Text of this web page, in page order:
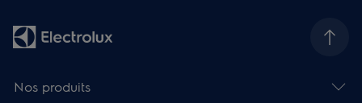
Nos produits